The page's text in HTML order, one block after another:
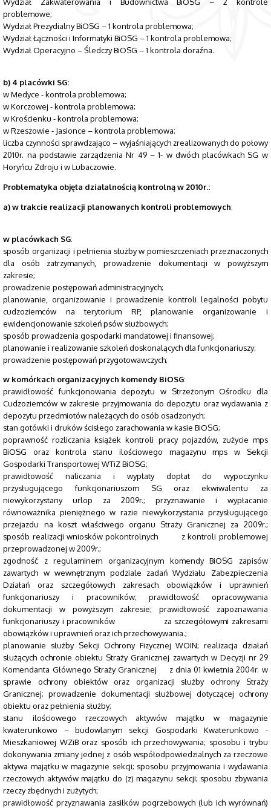
problemowe;
Wydział Prezydialny BiOSG – 1 kontrola problemowa;
Wydział Łączności i Informatyki BiOSG – 1 kontrola problemowa;
Wydział Operacyjno – Śledczy BiOSG – 1 kontrola doraźna.
b) 4 placówki SG:
w Medyce - kontrola problemowa;
w Korczowej - kontrola problemowa;
w Krościenku - kontrola problemowa;
w Rzeszowie - Jasionce – kontrola problemowa;
liczba czynności sprawdzająco – wyjaśniających zrealizowanych do połowy
2010r. na podstawie zarządzenia Nr 49 – 1- w dwóch placówkach SG w
Horyńcu Zdroju i w Lubaczowie.
Problematyka objęta działalnością kontrolną w 2010r.:
a) w trakcie realizacji planowanych kontroli problemowych:
w placówkach SG:
sposób organizacji i pełnienia służby w pomieszczeniach przeznaczonych
dla osób zatrzymanych, prowadzenie dokumentacji w powyższym
zakresie;
prowadzenie postępowań administracyjnych;
planowanie, organizowanie i prowadzenie kontroli legalności pobytu
cudzoziemców na terytorium RP, planowanie organizowanie i
ewidencjonowanie szkoleń psów służbowych;
sposób prowadzenia gospodarki mandatowej i finansowej;
planowanie i realizowanie szkoleń doskonalących dla funkcjonariuszy;
prowadzenie postępowań przygotowawczych;
w komórkach organizacyjnych komendy BiOSG:
prawidłowość funkcjonowania depozytu w Strzeżonym Ośrodku dla
Cudzoziemców w zakresie przyjmowania do depozytu oraz wydawania z
depozytu przedmiotów należących do osób osadzonych;
stan gotówki i druków ścisłego zarachowania w kasie BiOSG;
poprawność rozliczania książek kontroli pracy pojazdów, zużycie mps
BiOSG oraz kontrola stanu ilościowego magazynu mps w Sekcji
Gospodarki Transportowej WTiZ BiOSG;
prawidłowość naliczania i wypłaty dopłat do wypoczynku
przysługującego funkcjonariuszom SG oraz ekwiwalentu za
niewykorzystany urlop za 2009r.; przyznawanie i wypłacanie
równoważnika pieniężnego w razie niewykorzystania przysługującego
przejazdu na koszt właściwego organu Straży Granicznej za 2009r.;
sposób realizacji wniosków pokontrolnych z kontroli problemowej
przeprowadzonej w 2009r.;
zgodność z regulaminem organizacyjnym komendy BiOSG zapisów
zawartych w wewnętrznym podziale zadań Wydziału Zabezpieczenia
Działań oraz szczegółowych zakresach obowiązków i uprawnień
funkcjonariuszy i pracowników; prawidłowość opracowywania
dokumentacji w powyższym zakresie; prawidłowość zapoznawania
funkcjonariuszy i pracowników za szczegółowymi zakresami
obowiązków i uprawnień oraz ich przechowywania.;
planowanie służby Sekcji Ochrony Fizycznej WOIN; realizacja działań
służących ochronie obiektu Straży Granicznej zawartych w Decyzji nr 29
Komendanta Głównego Straży Granicznej z dnia 01 kwietnia 2004r. w
sprawie ochrony obiektów oraz organizacji służby ochrony Straży
Granicznej; prowadzenie dokumentacji służbowej dotyczącej ochrony
obiektu oraz pełnienia służby;
stanu ilościowego rzeczowych aktywów majątku w magazynie
kwaterunkowo – budowlanym sekcji Gospodarki Kwaterunkowo -
Mieszkaniowej WZiB oraz sposób ich przechowywania; sposobu i trybu
dokonywania zmiany jednej z osób współodpowiedzialnych za rzeczowe
aktywa majątku w magazynie sekcji; sposobu przyjmowania i wydawania
rzeczowych aktywów majątku do (z) magazynu sekcji; sposobu zbywania
rzeczy zbędnych i zużytych;
prawidłowość przyznawania zasiłków pogrzebowych (lub ich wyrównań)